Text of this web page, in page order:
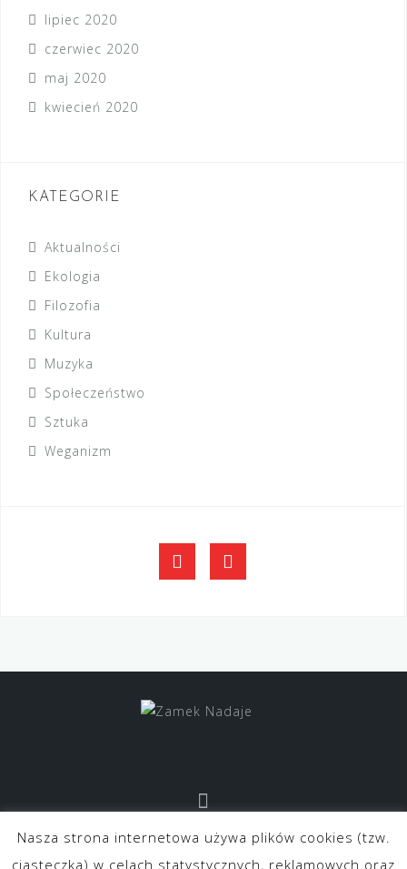
lipiec 2020
czerwiec 2020
maj 2020
kwiecień 2020
KATEGORIE
Aktualności
Ekologia
Filozofia
Kultura
Muzyka
Społeczeństwo
Sztuka
Weganizm
kontakt@zameknadaje.pl
Nasza strona internetowa używa plików cookies (tzw.
ciasteczka) w celach statystycznych, reklamowych oraz